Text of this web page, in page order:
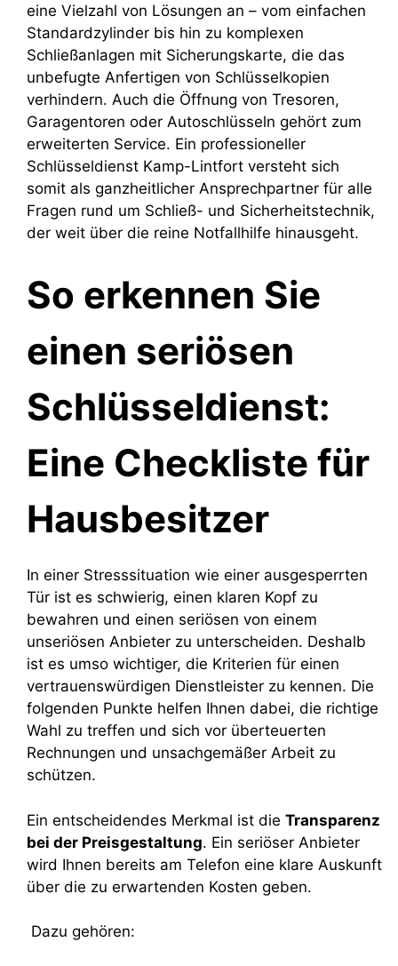
eine Vielzahl von Lösungen an – vom einfachen
Standardzylinder bis hin zu komplexen
Schließanlagen mit Sicherungskarte, die das
unbefugte Anfertigen von Schlüsselkopien
verhindern. Auch die Öffnung von Tresoren,
Garagentoren oder Autoschlüsseln gehört zum
erweiterten Service. Ein professioneller
Schlüsseldienst Kamp-Lintfort versteht sich
somit als ganzheitlicher Ansprechpartner für alle
Fragen rund um Schließ- und Sicherheitstechnik,
der weit über die reine Notfallhilfe hinausgeht.
So erkennen Sie
einen seriösen
Schlüsseldienst:
Eine Checkliste für
Hausbesitzer
In einer Stresssituation wie einer ausgesperrten
Tür ist es schwierig, einen klaren Kopf zu
bewahren und einen seriösen von einem
unseriösen Anbieter zu unterscheiden. Deshalb
ist es umso wichtiger, die Kriterien für einen
vertrauenswürdigen Dienstleister zu kennen. Die
folgenden Punkte helfen Ihnen dabei, die richtige
Wahl zu treffen und sich vor überteuerten
Rechnungen und unsachgemäßer Arbeit zu
schützen.
Ein entscheidendes Merkmal ist die Transparenz
bei der Preisgestaltung. Ein seriöser Anbieter
wird Ihnen bereits am Telefon eine klare Auskunft
über die zu erwartenden Kosten geben.
Dazu gehören: